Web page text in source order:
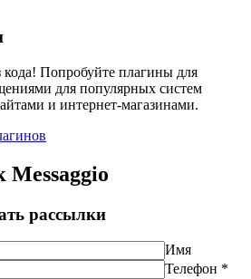
кода! Попробуйте плагины для
для популярных систем
и интернет-магазинами.
рассылки
Имя
Телефон *